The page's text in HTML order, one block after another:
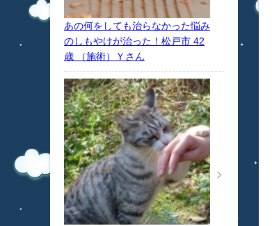
あの何をしても治らなかった悩み
のしもやけが治った！松戸市 42
歳 （施術）Ｙさん